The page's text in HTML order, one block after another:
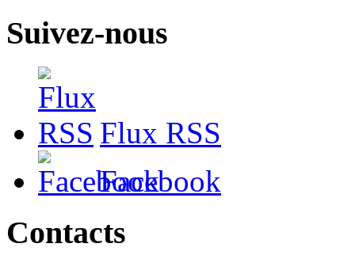
Suivez-nous
Flux RSS
Facebook
Contacts